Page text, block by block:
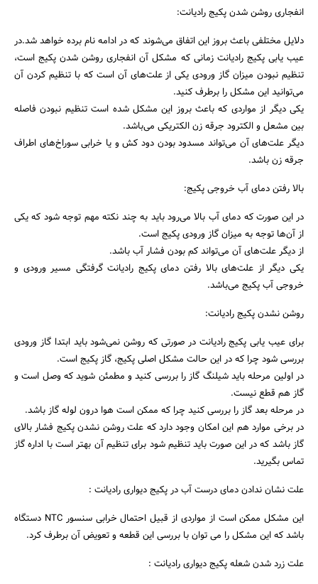
انفجاری روشن شدن پکیج رادیانت:
دلایل مختلفی باعث بروز این اتفاق می‌شوند که در ادامه نام برده خواهد شد.در
عیب یابی پکیج رادیانت زمانی که مشکل آن انفجاری روشن شدن پکیج است،
تنظیم نبودن میزان گاز ورودی یکی از علت‌های آن است که با تنظیم کردن آن
می‌توانید این مشکل را برطرف کنید.
یکی دیگر از مواردی که باعث بروز این مشکل شده است تنظیم نبودن فاصله
بین مشعل و الکترود جرقه زن الکتریکی می‌باشد.
دیگر علت‌های آن می‌تواند مسدود بودن دود کش و یا خرابی سوراخ‌های اطراف
جرقه زن باشد.
بالا رفتن دمای آب خروجی پکیج:
در این صورت که دمای آب بالا می‌رود باید به چند نکته مهم توجه شود که یکی
از آن‌ها توجه به میزان گاز ورودی پکیج است.
از دیگر علت‌های آن می‌تواند کم بودن فشار آب باشد.
یکی دیگر از علت‌های بالا رفتن دمای پکیج رادیانت گرفتگی مسیر ورودی و
خروجی آب پکیج می‌باشد.
روشن نشدن پکیج رادیانت:
برای عیب یابی پکیج رادیانت در صورتی که روشن نمی‌شود باید ابتدا گاز ورودی
بررسی شود چرا که در این حالت مشکل اصلی پکیج، گاز پکیج است.
در اولین مرحله باید شیلنگ گاز را بررسی کنید و مطمئن شوید که وصل است و
گاز هم قطع نیست.
در مرحله بعد گاز را بررسی کنید چرا که ممکن است هوا درون لوله گاز باشد.
در برخی موارد هم این امکان وجود دارد که علت روشن نشدن پکیج فشار بالای
گاز باشد که در این صورت باید تنظیم شود برای تنظیم آن بهتر است با اداره گاز
تماس بگیرید.
علت نشان ندادن دمای درست آب در پکیج دیواری رادیانت :
این مشکل ممکن است از مواردی از قبیل احتمال خرابی سنسور NTC دستگاه
باشد که این مشکل را می توان با بررسی این قطعه و تعویض آن برطرف کرد.
علت زرد شدن شعله پکیج دیواری رادیانت :